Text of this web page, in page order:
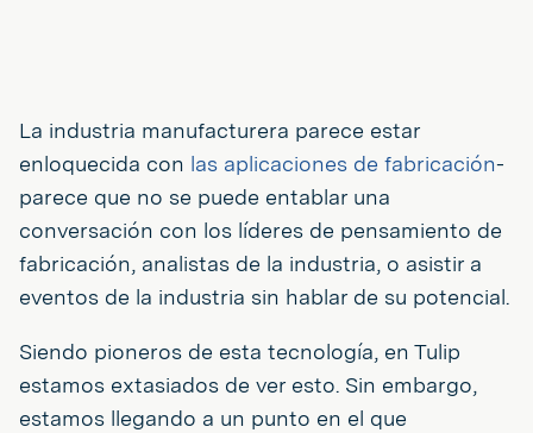
La industria manufacturera parece estar
enloquecida con las aplicaciones de fabricación-
parece que no se puede entablar una
conversación con los líderes de pensamiento de
fabricación, analistas de la industria, o asistir a
eventos de la industria sin hablar de su potencial.
Siendo pioneros de esta tecnología, en Tulip
estamos extasiados de ver esto. Sin embargo,
estamos llegando a un punto en el que